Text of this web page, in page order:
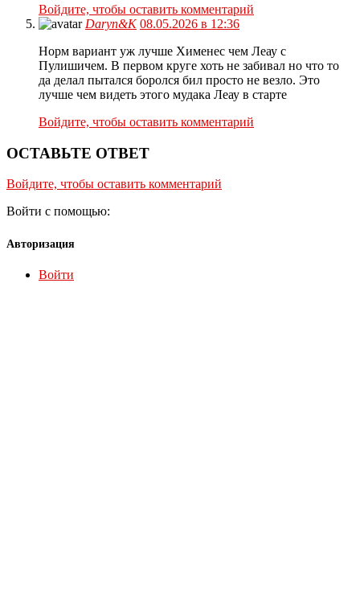
Войдите, чтобы оставить комментарий
Daryn&K 08.05.2026 в 12:36
Норм вариант уж лучше Хименес чем Леау с
Пулишичем. В первом круге хоть не забивал но что то
да делал пытался боролся бил просто не везло. Это
лучше чем видеть этого мудака Леау в старте
Войдите, чтобы оставить комментарий
ОСТАВЬТЕ ОТВЕТ
Войдите, чтобы оставить комментарий
Войти с помощью:
Авторизация
Войти